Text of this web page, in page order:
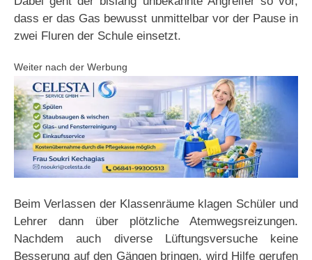
dass er das Gas bewusst unmittelbar vor der Pause in
zwei Fluren der Schule einsetzt.
Weiter nach der Werbung
Beim Verlassen der Klassenräume klagen Schüler und
Lehrer dann über plötzliche Atemwegsreizungen.
Nachdem auch diverse Lüftungsversuche keine
Besserung auf den Gängen bringen, wird Hilfe gerufen